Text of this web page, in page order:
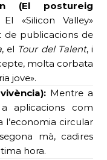
(El postureig
«Silicon Valley»
de publicacions de
, el Tour del Talent, i
molta corbata
jove».
Mentre a
aplicacions com
circular
mà, cadires
hora.